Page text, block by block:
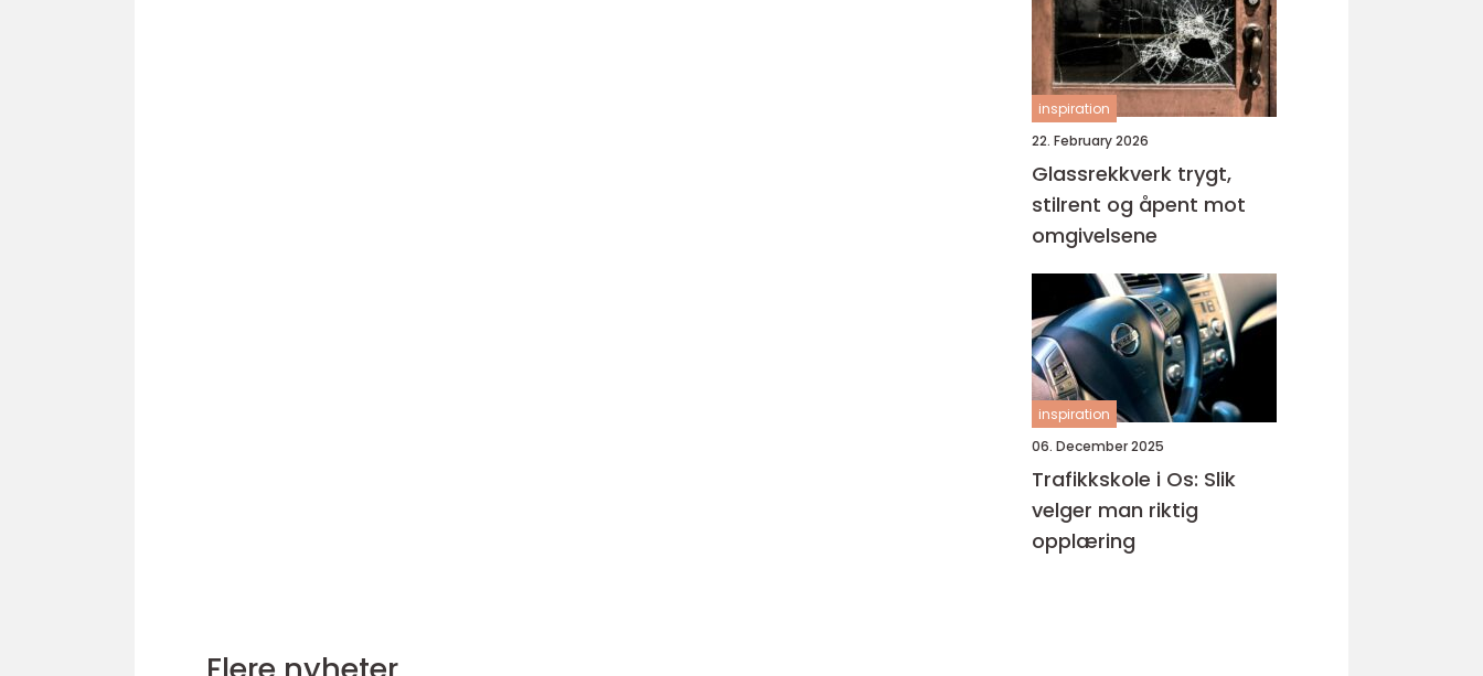
inspiration
22. February 2026
Glassrekkverk trygt,
stilrent og åpent mot
omgivelsene
inspiration
06. December 2025
Trafikkskole i Os: Slik
velger man riktig
opplæring